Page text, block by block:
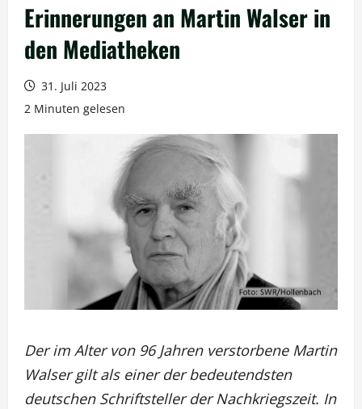
Erinnerungen an Martin Walser in
den Mediatheken
31. Juli 2023
2 Minuten gelesen
Der im Alter von 96 Jahren verstorbene Martin
Walser gilt als einer der bedeutendsten
deutschen Schriftsteller der Nachkriegszeit. In